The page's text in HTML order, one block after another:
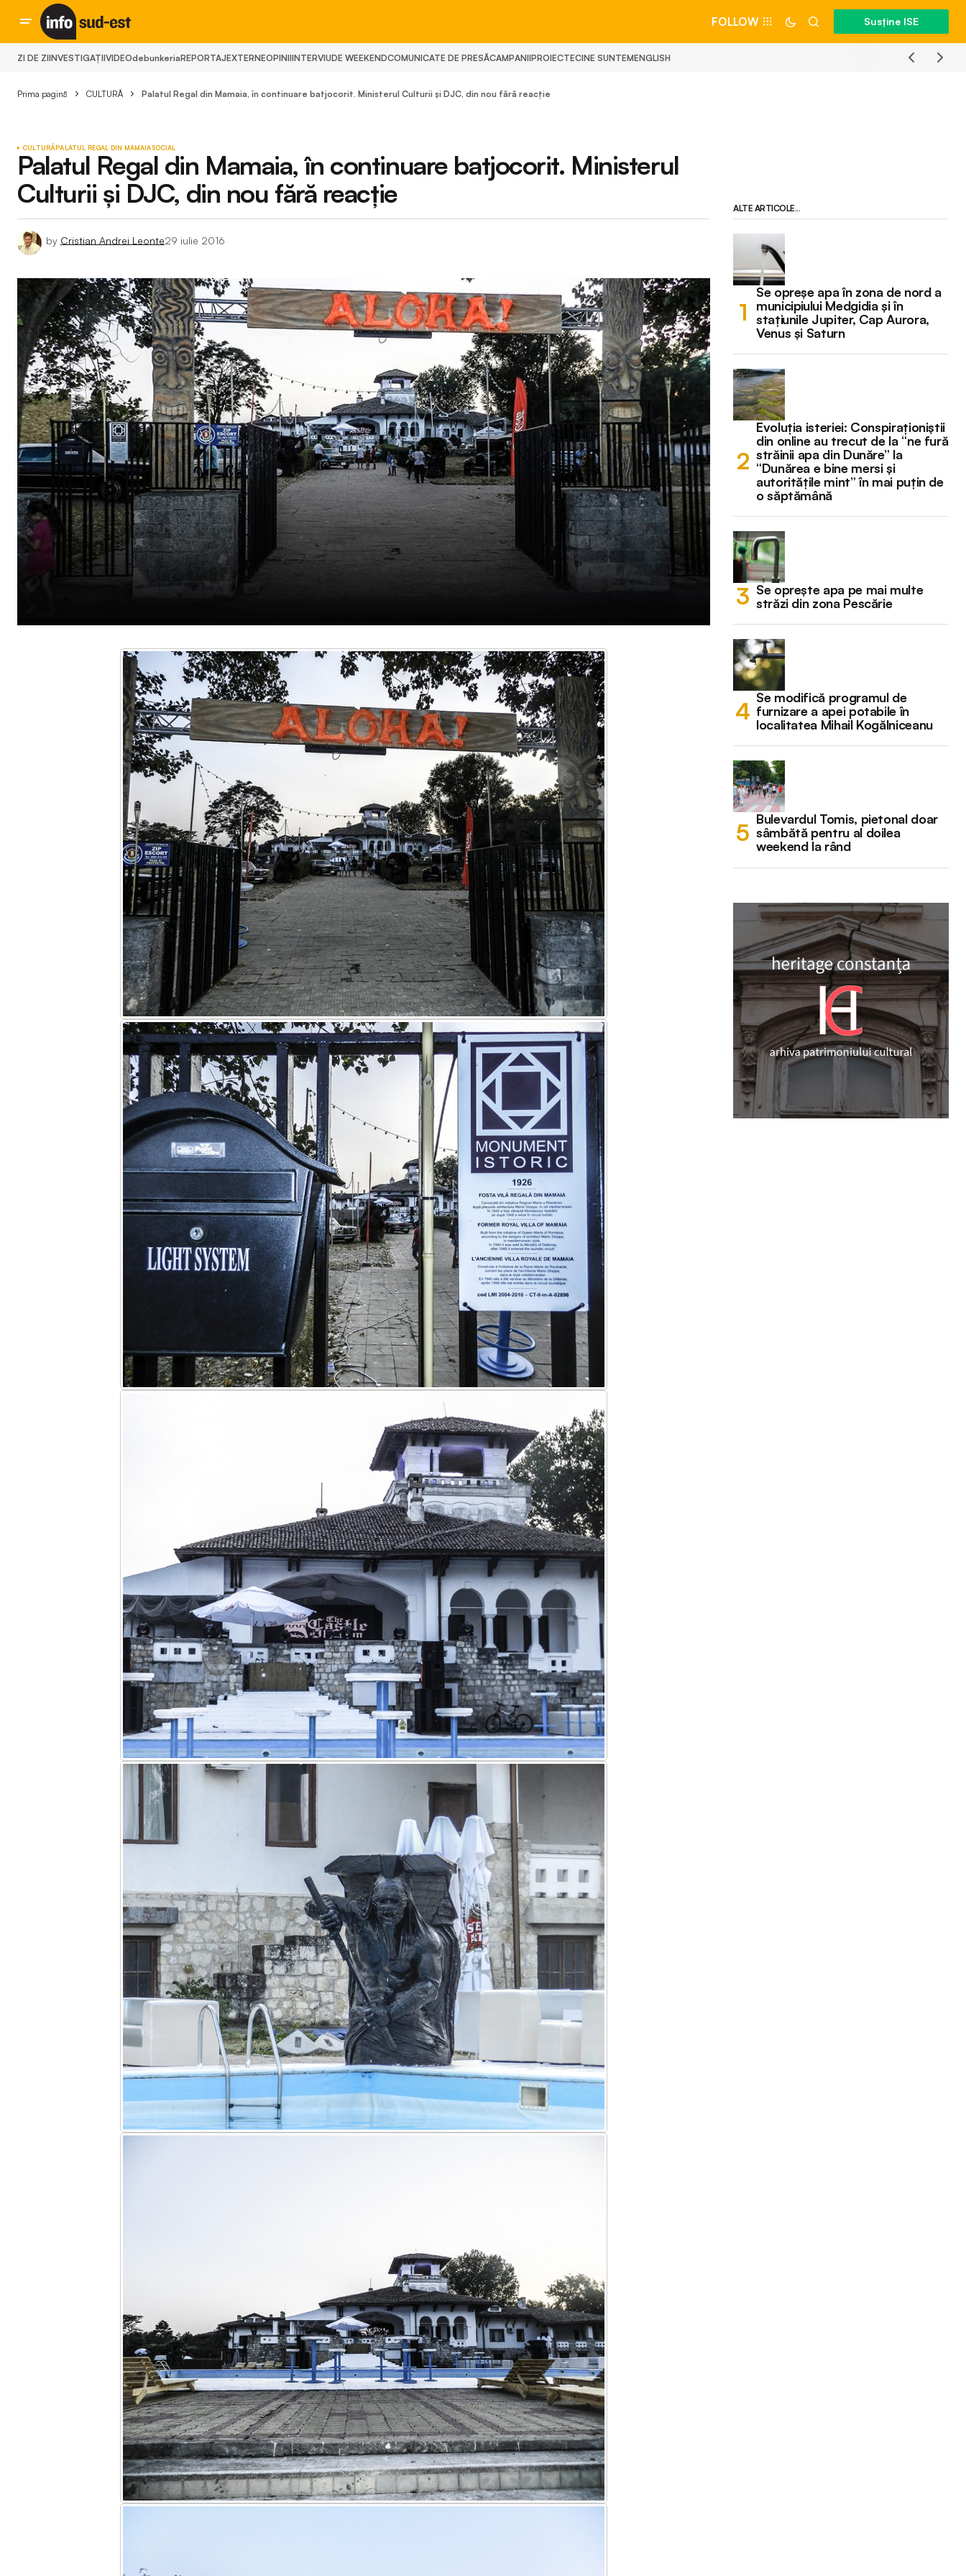
FOLLOW Susține ISE
ZI DE ZIINVESTIGAȚIIVIDEOdebunkeriaREPORTAJEXTERNEOPINIIINTERVIUDE WEEKENDCOMUNICATE DE PRESĂCAMPANIIPROIECTECINE SUNTEMENGLISH
Prima pagină CULTURĂ Palatul Regal din Mamaia, în continuare batjocorit. Ministerul Culturii și DJC, din nou fără reacție
CULTURĂPALATUL REGAL DIN MAMAIASOCIAL
Palatul Regal din Mamaia, în continuare batjocorit. Ministerul
Culturii și DJC, din nou fără reacție
by Cristian Andrei Leonte29 iulie 2016
ALTE ARTICOLE...
Se opreșe apa în zona de nord a
municipiului Medgidia și în
stațiunile Jupiter, Cap Aurora,
Venus și Saturn
Evoluția isteriei: Conspiraționiștii
din online au trecut de la “ne fură
străinii apa din Dunăre” la
“Dunărea e bine mersi și
autoritățile mint” în mai puțin de
o săptămână
Se oprește apa pe mai multe
străzi din zona Pescărie
Se modifică programul de
furnizare a apei potabile în
localitatea Mihail Kogălniceanu
Bulevardul Tomis, pietonal doar
sâmbătă pentru al doilea
weekend la rând